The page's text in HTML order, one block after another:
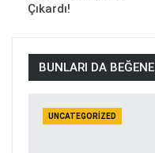
Çıkardı!
BUNLARI DA
UNCATEGORIZED